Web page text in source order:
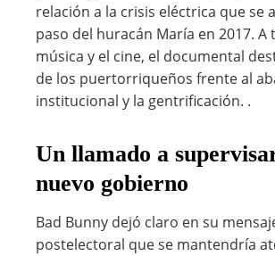
relación a la crisis eléctrica que se
paso del huracán María en 2017. A
música y el cine, el documental
de los puertorriqueños frente al
institucional y la gentrificación. .
Un llamado a
nuevo gobierno
Bad Bunny dejó claro en su
postelectoral que se mantendría